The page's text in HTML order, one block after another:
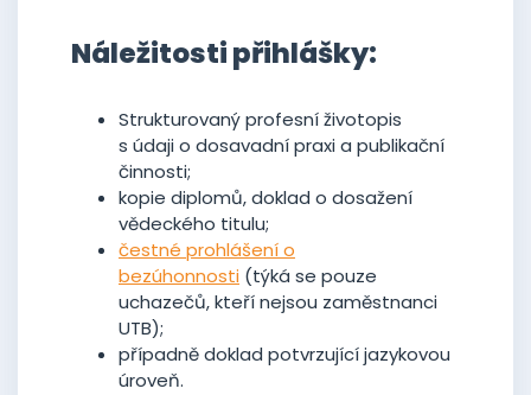
Náležitosti přihlášky:
Strukturovaný profesní životopis
s údaji o dosavadní praxi a publikační
činnosti;
kopie diplomů, doklad o dosažení
vědeckého titulu;
čestné prohlášení o
bezúhonnosti (týká se pouze
uchazečů, kteří nejsou zaměstnanci
UTB);
případně doklad potvrzující jazykovou
úroveň.